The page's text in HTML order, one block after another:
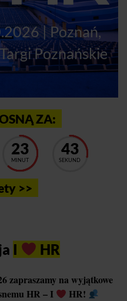
| Poznań,
Poznańskie
ZA:
23
MINUT
37
SEKUND
>>
I HR
zapraszamy na wyjątkowe
HR – I
HR!